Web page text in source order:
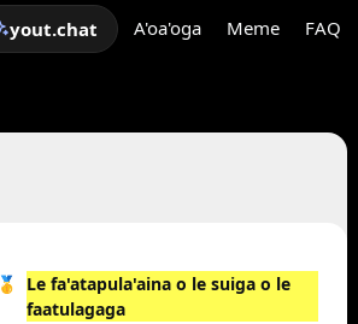
yout.chat A'oa'oga Meme FAQ
🥇
Le fa'atapula'aina o le suiga o le
faatulagaga